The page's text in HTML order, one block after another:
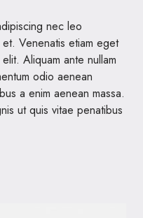
nec leo
Venenatis etiam eget
Aliquam ante nullam
odio aenean
a enim aenean massa.
ut quis vitae penatibus